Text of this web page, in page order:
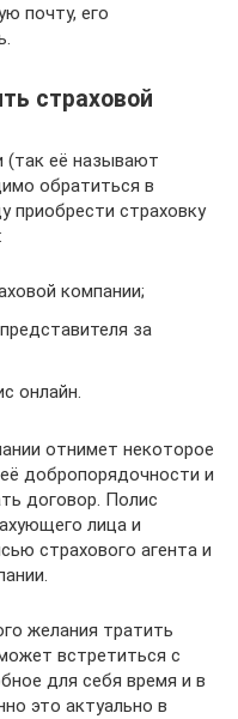
почту, его
страховой
(так её называют
обратиться в
приобрести страховку
компании;
за
онлайн.
отнимет некоторое
добропорядочности и
договор. Полис
лица и
страхового агента и
желания тратить
встретиться с
для себя время и в
это актуально в